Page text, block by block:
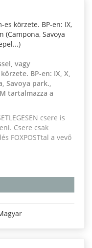
es körzete. BP-en: IX,
(Campona, Savoya
vagy
BP-en: IX, X,
Savoya park.,
tartalmazza a
csere is
Csere csak
FOXPOSTtal a vevő